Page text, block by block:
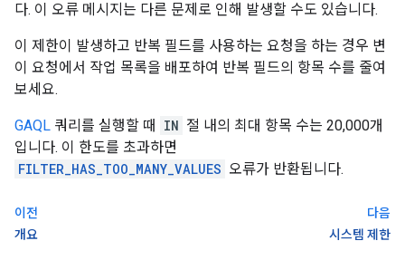
다. 이 오류 메시지는 다른 문제로 인해 발생할 수도 있습니다.
이 제한이 발생하고 반복 필드를 사용하는 요청을 하는 경우 변
이 요청에서 작업 목록을 배포하여 반복 필드의 항목 수를 줄여
보세요.
GAQL 쿼리를 실행할 때 IN 절 내의 최대 항목 수는 20,000개
입니다. 이 한도를 초과하면
FILTER_HAS_TOO_MANY_VALUES 오류가 반환됩니다.
이전
개요
다음
시스템 제한